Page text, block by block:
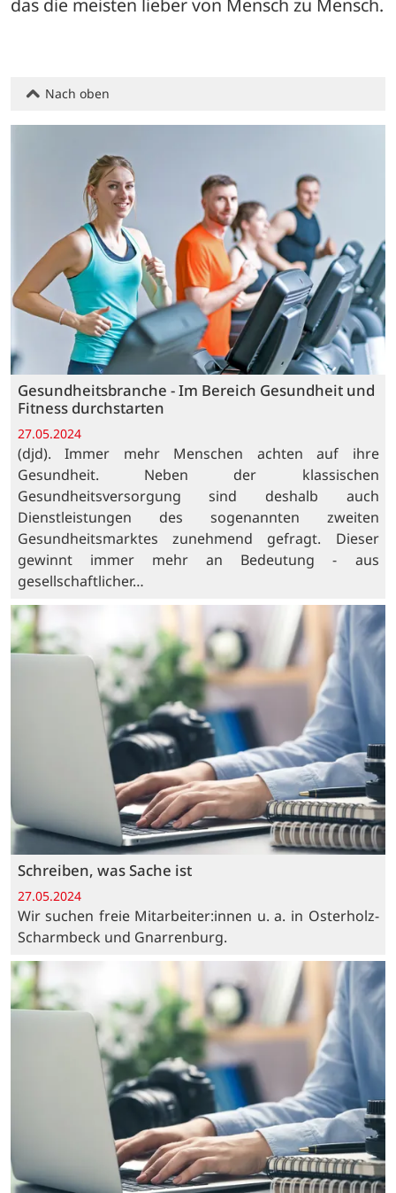
das die meisten lieber von Mensch zu Mensch.
Nach oben
Gesundheitsbranche - Im Bereich Gesundheit und
Fitness durchstarten
27.05.2024
(djd). Immer mehr Menschen achten auf ihre
Gesundheit. Neben der klassischen
Gesundheitsversorgung sind deshalb auch
Dienstleistungen des sogenannten zweiten
Gesundheitsmarktes zunehmend gefragt. Dieser
gewinnt immer mehr an Bedeutung - aus
gesellschaftlicher…
Schreiben, was Sache ist
27.05.2024
Wir suchen freie Mitarbeiter:innen u. a. in Osterholz-
Scharmbeck und Gnarrenburg.